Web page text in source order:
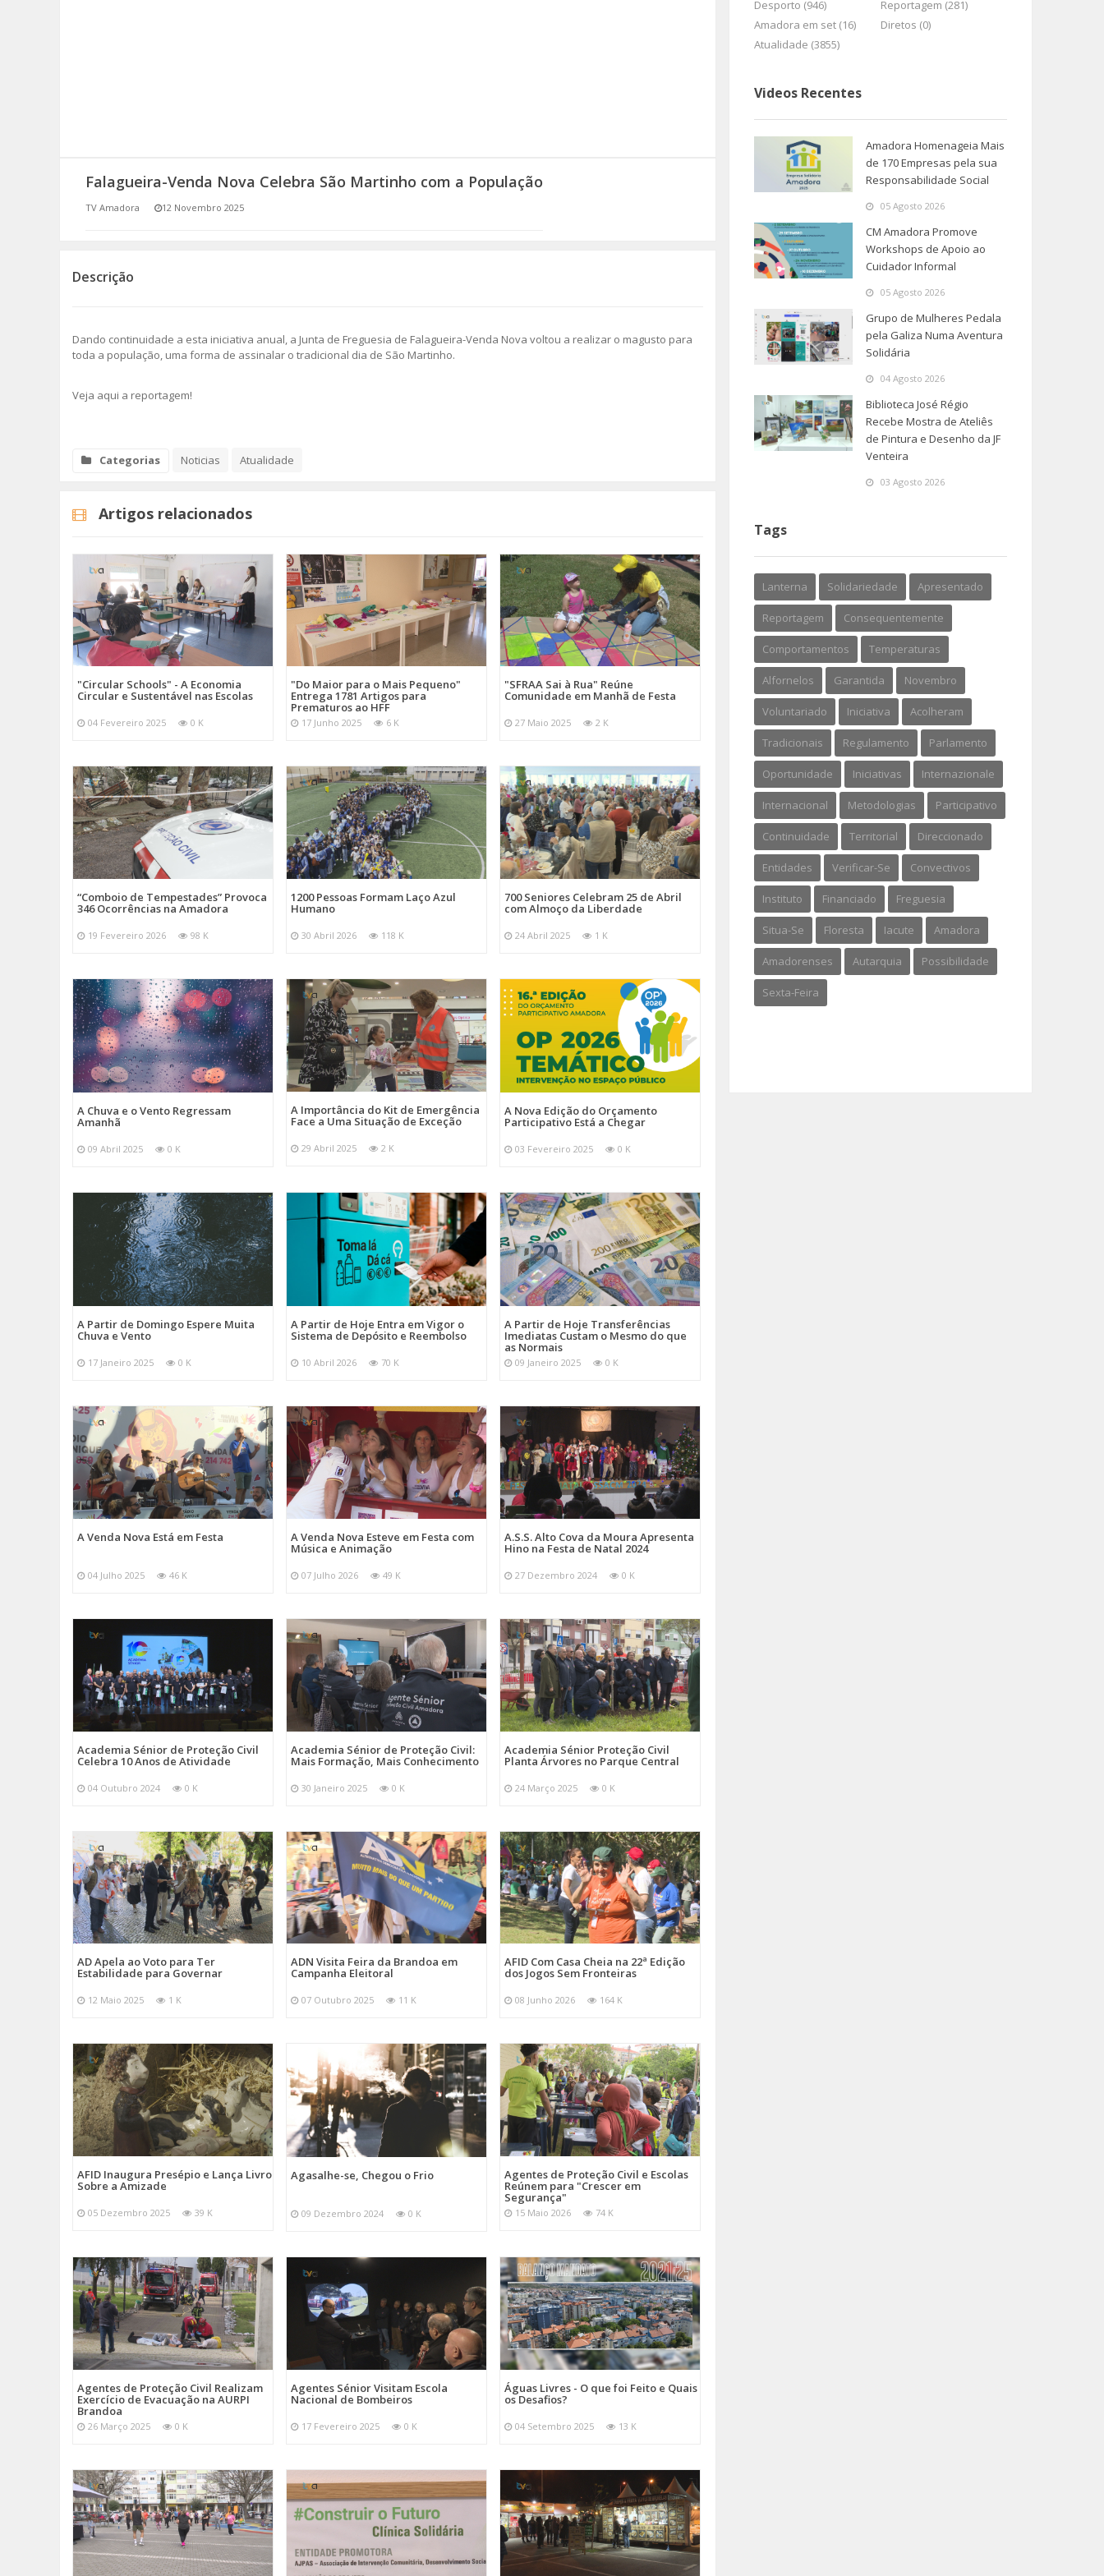
(RE) PENSAMENTOS
Falagueira-Venda Nova Celebra São Martinho com a População
TV Amadora 12 Novembro 2025
Descrição
Dando continuidade a esta iniciativa anual, a Junta de Freguesia de Falagueira-Venda Nova voltou a realizar o magusto para
toda a população, uma forma de assinalar o tradicional dia de São Martinho.
Veja aqui a reportagem!
Categorias Noticias Atualidade
Artigos relacionados
"Circular Schools" - A Economia
Circular e Sustentável nas Escolas
04 Fevereiro 2025 0 K
"Do Maior para o Mais Pequeno"
Entrega 1781 Artigos para
Prematuros ao HFF
17 Junho 2025 6 K
"SFRAA Sai à Rua" Reúne
Comunidade em Manhã de Festa
27 Maio 2025 2 K
“Comboio de Tempestades” Provoca
346 Ocorrências na Amadora
19 Fevereiro 2026 98 K
1200 Pessoas Formam Laço Azul
Humano
30 Abril 2026 118 K
700 Seniores Celebram 25 de Abril
com Almoço da Liberdade
24 Abril 2025 1 K
A Chuva e o Vento Regressam
Amanhã
09 Abril 2025 0 K
A Importância do Kit de Emergência
Face a Uma Situação de Exceção
29 Abril 2025 2 K
A Nova Edição do Orçamento
Participativo Está a Chegar
03 Fevereiro 2025 0 K
A Partir de Domingo Espere Muita
Chuva e Vento
17 Janeiro 2025 0 K
A Partir de Hoje Entra em Vigor o
Sistema de Depósito e Reembolso
10 Abril 2026 70 K
A Partir de Hoje Transferências
Imediatas Custam o Mesmo do que
as Normais
09 Janeiro 2025 0 K
A Venda Nova Está em Festa
04 Julho 2025 46 K
A Venda Nova Esteve em Festa com
Música e Animação
07 Julho 2026 49 K
A.S.S. Alto Cova da Moura Apresenta
Hino na Festa de Natal 2024
27 Dezembro 2024 0 K
Academia Sénior de Proteção Civil
Celebra 10 Anos de Atividade
04 Outubro 2024 0 K
Academia Sénior de Proteção Civil:
Mais Formação, Mais Conhecimento
30 Janeiro 2025 0 K
Academia Sénior Proteção Civil
Planta Árvores no Parque Central
24 Março 2025 0 K
AD Apela ao Voto para Ter
Estabilidade para Governar
12 Maio 2025 1 K
ADN Visita Feira da Brandoa em
Campanha Eleitoral
07 Outubro 2025 11 K
AFID Com Casa Cheia na 22ª Edição
dos Jogos Sem Fronteiras
08 Junho 2026 164 K
AFID Inaugura Presépio e Lança Livro
Sobre a Amizade
05 Dezembro 2025 39 K
Agasalhe-se, Chegou o Frio
09 Dezembro 2024 0 K
Agentes de Proteção Civil e Escolas
Reúnem para "Crescer em
Segurança"
15 Maio 2026 74 K
Agentes de Proteção Civil Realizam
Exercício de Evacuação na AURPI
Brandoa
26 Março 2025 0 K
Agentes Sénior Visitam Escola
Nacional de Bombeiros
17 Fevereiro 2025 0 K
Águas Livres - O que foi Feito e Quais
os Desafios?
04 Setembro 2025 13 K
Desporto (946)
Reportagem (281)
Amadora em set (16)
Diretos (0)
Atualidade (3855)
Videos Recentes
Amadora Homenageia Mais
de 170 Empresas pela sua
Responsabilidade Social
05 Agosto 2026
CM Amadora Promove
Workshops de Apoio ao
Cuidador Informal
05 Agosto 2026
Grupo de Mulheres Pedala
pela Galiza Numa Aventura
Solidária
04 Agosto 2026
Biblioteca José Régio
Recebe Mostra de Ateliês
de Pintura e Desenho da JF
Venteira
03 Agosto 2026
Tags
Lanterna Solidariedade Apresentado
Reportagem Consequentemente
Comportamentos Temperaturas
Alfornelos Garantida Novembro
Voluntariado Iniciativa Acolheram
Tradicionais Regulamento Parlamento
Oportunidade Iniciativas Internazionale
Internacional Metodologias Participativo
Continuidade Territorial Direccionado
Entidades Verificar-Se Convectivos
Instituto Financiado Freguesia
Situa-Se Floresta Iacute Amadora
Amadorenses Autarquia Possibilidade
Sexta-Feira